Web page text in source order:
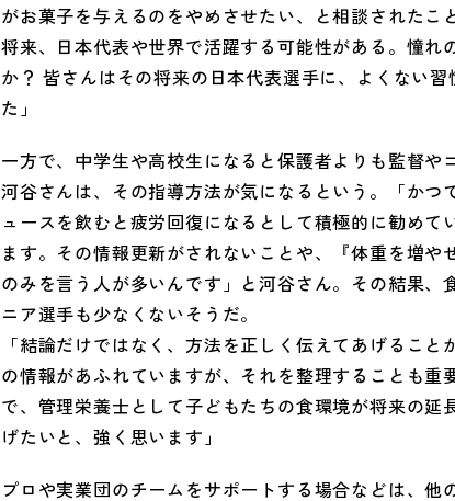
がお菓子を与えるのをやめさせたい、と相談された
将来、日本代表や世界で活躍する可能性がある。憧
か？ 皆さんはその将来の日本代表選手に、よくない
た」
一方で、中学生や高校生になると保護者よりも監督や
河谷さんは、その指導方法が気になるという。「かつ
ュースを飲むと疲労回復になるとして積極的に勧めて
ます。その情報更新がされないことや、『体重を増や
のみを言う人が多いんです」と河谷さん。その結果、
ニア選手も少なくないそうだ。
「結論だけではなく、方法を正しく伝えてあげるこ
の情報があふれていますが、それを整理することも重
で、管理栄養士として子どもたちの食環境が将来の延
げたいと、強く思います」
プロや実業団のチームをサポートする場合などは、他